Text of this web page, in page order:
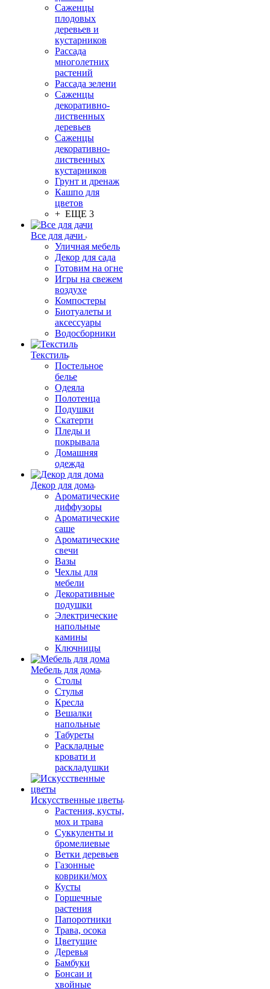
Саженцы
плодовых
деревьев и
кустарников
Рассада
многолетних
растений
Рассада зелени
Саженцы
декоративно-
лиственных
деревьев
Саженцы
декоративно-
лиственных
кустарников
Грунт и дренаж
Кашпо для
цветов
+ ЕЩЕ 3
Все для дачи
Уличная мебель
Декор для сада
Готовим на огне
Игры на свежем
воздухе
Компостеры
Биотуалеты и
аксессуары
Водосборники
Текстиль
Постельное
белье
Одеяла
Полотенца
Подушки
Скатерти
Пледы и
покрывала
Домашняя
одежда
Декор для дома
Ароматические
диффузоры
Ароматические
саше
Ароматические
свечи
Вазы
Чехлы для
мебели
Декоративные
подушки
Электрические
напольные
камины
Ключницы
Мебель для дома
Столы
Стулья
Кресла
Вешалки
напольные
Табуреты
Раскладные
кровати и
раскладушки
Искусственные цветы
Растения, кусты,
мох и трава
Суккуленты и
бромелиевые
Ветки деревьев
Газонные
коврики/мох
Кусты
Горшечные
растения
Папоротники
Трава, осока
Цветущие
Деревья
Бамбуки
Бонсаи и
хвойные